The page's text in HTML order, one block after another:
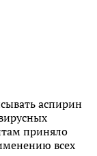
аспирин
приняло
всех